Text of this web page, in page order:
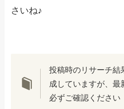
さいね♪
投稿時のリサーチ結
成していますが、最
必ずご確認ください